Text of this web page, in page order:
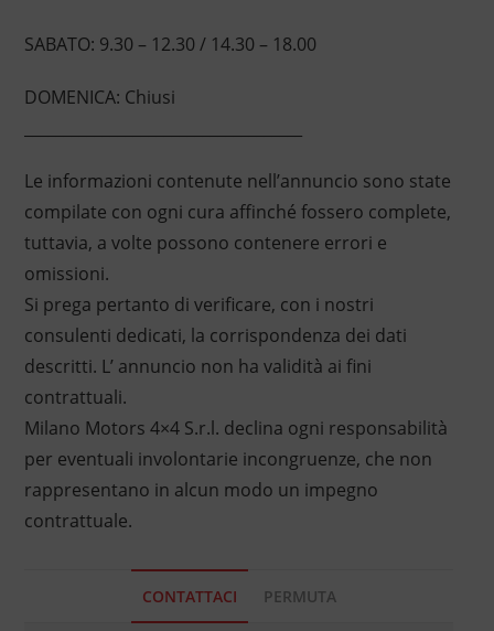
SABATO: 9.30 – 12.30 / 14.30 – 18.00
DOMENICA: Chiusi
Le informazioni contenute nell’annuncio sono state
compilate con ogni cura affinché fossero complete,
tuttavia, a volte possono contenere errori e
omissioni.
Si prega pertanto di verificare, con i nostri
consulenti dedicati, la corrispondenza dei dati
descritti. L’ annuncio non ha validità ai fini
contrattuali.
Milano Motors 4×4 S.r.l. declina ogni responsabilità
per eventuali involontarie incongruenze, che non
rappresentano in alcun modo un impegno
contrattuale.
CONTATTACI PERMUTA